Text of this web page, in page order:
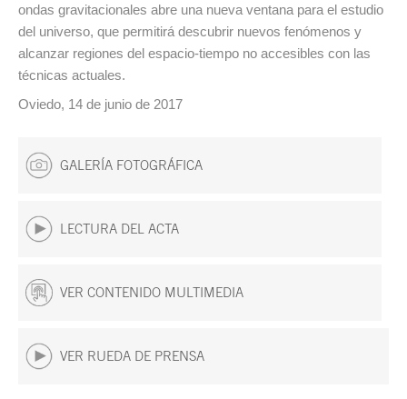
ondas gravitacionales abre una nueva ventana para el estudio
del universo, que permitirá descubrir nuevos fenómenos y
alcanzar regiones del espacio-tiempo no accesibles con las
técnicas actuales.
Oviedo, 14 de junio de 2017
GALERÍA FOTOGRÁFICA
LECTURA DEL ACTA
VER CONTENIDO MULTIMEDIA
VER RUEDA DE PRENSA